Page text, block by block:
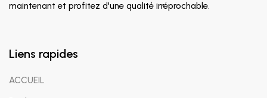
maintenant et profitez d'une qualité irréprochable.
Liens rapides
ACCUEIL